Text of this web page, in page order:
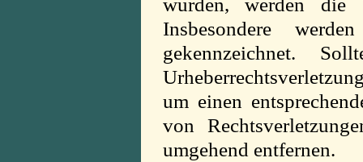
Insbesondere
gekennzeichnet.
um einen
von
umgehend entfernen.